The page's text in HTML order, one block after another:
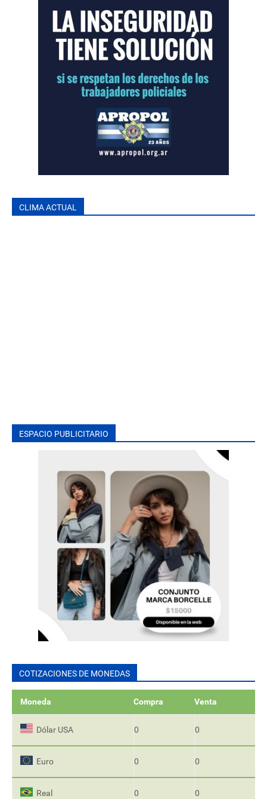
CLIMA ACTUAL
ESPACIO PUBLICITARIO
COTIZACIONES DE MONEDAS
Moneda Compra Venta
Dólar USA 0 0
Euro 0 0
Real 0 0